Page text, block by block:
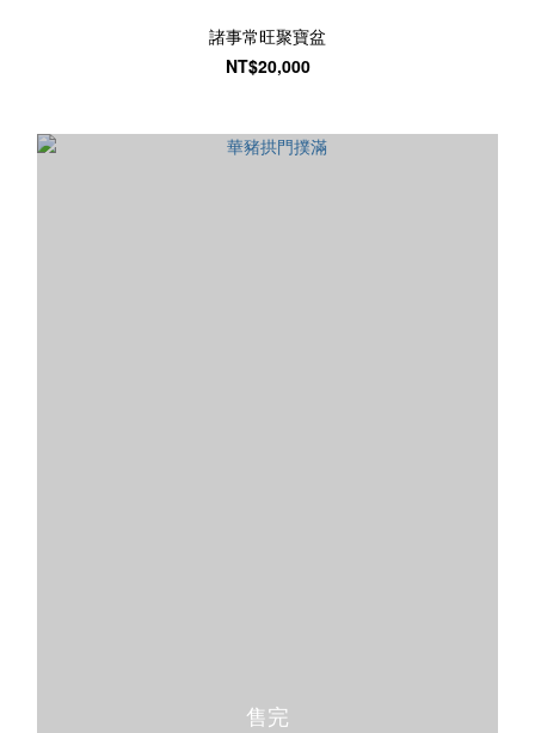
諸事常旺聚寶盆
NT$20,000
售完